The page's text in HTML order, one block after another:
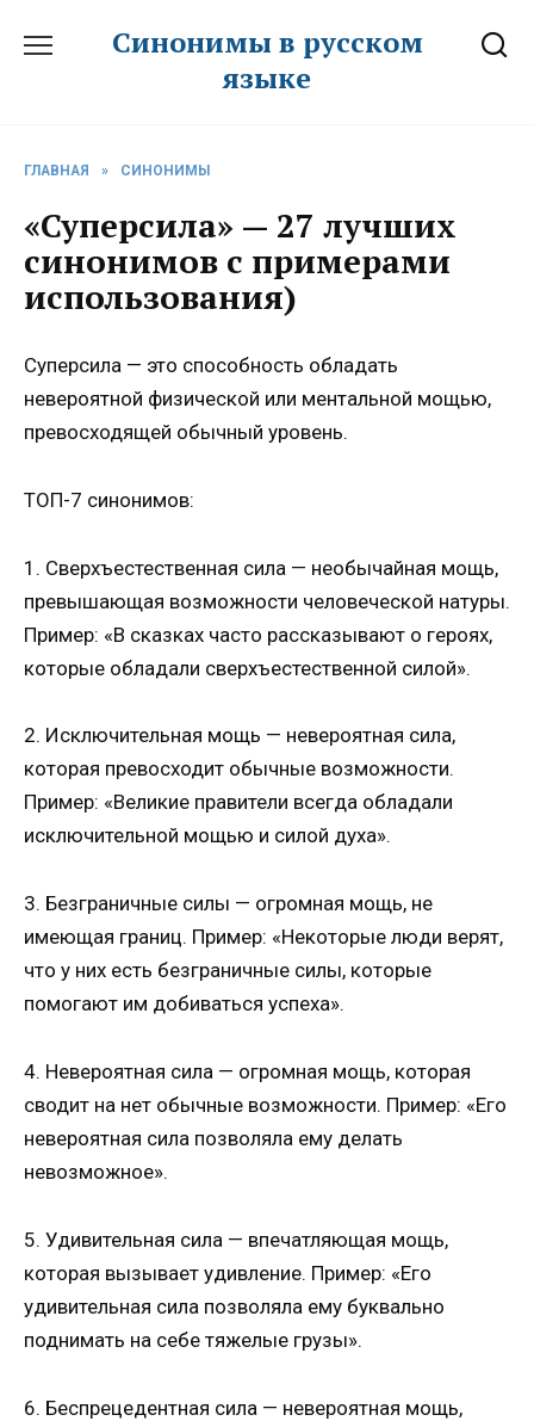
Синонимы в русском
языке
ГЛАВНАЯ » СИНОНИМЫ
«Суперсила» — 27 лучших
синонимов с примерами
использования)
Суперсила — это способность обладать
невероятной физической или ментальной мощью,
превосходящей обычный уровень.
ТОП-7 синонимов:
1. Сверхъестественная сила — необычайная мощь,
превышающая возможности человеческой натуры.
Пример: «В сказках часто рассказывают о героях,
которые обладали сверхъестественной силой».
2. Исключительная мощь — невероятная сила,
которая превосходит обычные возможности.
Пример: «Великие правители всегда обладали
исключительной мощью и силой духа».
3. Безграничные силы — огромная мощь, не
имеющая границ. Пример: «Некоторые люди верят,
что у них есть безграничные силы, которые
помогают им добиваться успеха».
4. Невероятная сила — огромная мощь, которая
сводит на нет обычные возможности. Пример: «Его
невероятная сила позволяла ему делать
невозможное».
5. Удивительная сила — впечатляющая мощь,
которая вызывает удивление. Пример: «Его
удивительная сила позволяла ему буквально
поднимать на себе тяжелые грузы».
6. Беспрецедентная сила — невероятная мощь,